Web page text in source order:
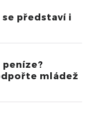
se představí i
mládež